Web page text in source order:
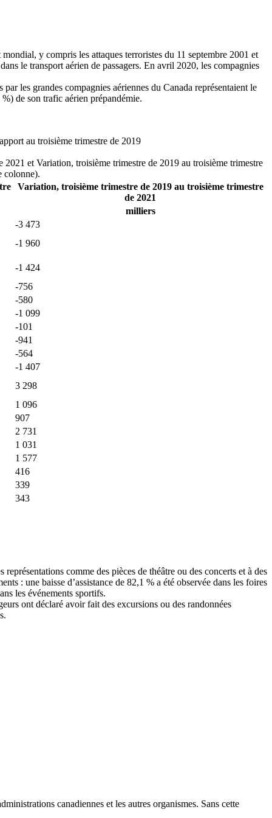
y compris les attaques terroristes du 11 septembre 2001 et
le transport aérien de passagers. En avril 2020, les compagnies
les grandes compagnies aériennes du Canada représentaient le
de son trafic aérien prépandémie.
au troisième trimestre de 2019
et Variation, troisième trimestre de 2019 au troisième trimestre
colonne).
Variation, troisième trimestre de 2019 au troisième trimestre
de 2021
milliers
-3 473
-1 960
-1 424
-756
-580
-1 099
-101
-941
-564
-1 407
3 298
1 096
907
2 731
1 031
1 577
416
339
343
comme des pièces de théâtre ou des concerts et à des
: une baisse d’assistance de 82,1 % a été observée dans les foires
les événements sportifs.
ont déclaré avoir fait des excursions ou des randonnées
canadiennes et les autres organismes. Sans cette